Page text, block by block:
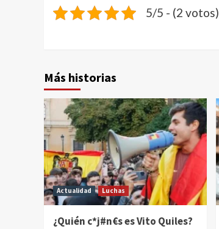
5/5 - (2 votos)
Más historias
Actualidad Luchas
¿Quién c*j#n€s es Vito Quiles?